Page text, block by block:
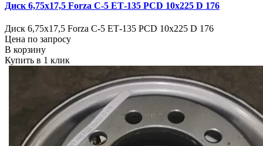
Диск 6,75х17,5 Forza C-5 ЕТ-135 PCD 10x225 D 176
Диск 6,75х17,5 Forza C-5 ЕТ-135 PCD 10x225 D 176
Цена по запросу
В корзину
Купить в 1 клик